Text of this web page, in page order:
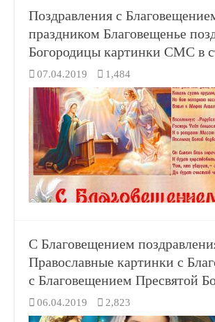
Поздравления с
праздником Благовещенье
Богородицы картинки СМС в
07.04.2019 1,484
С Благовещением
Православные картинки с
с Благовещением Пресвятой
06.04.2019 2,823